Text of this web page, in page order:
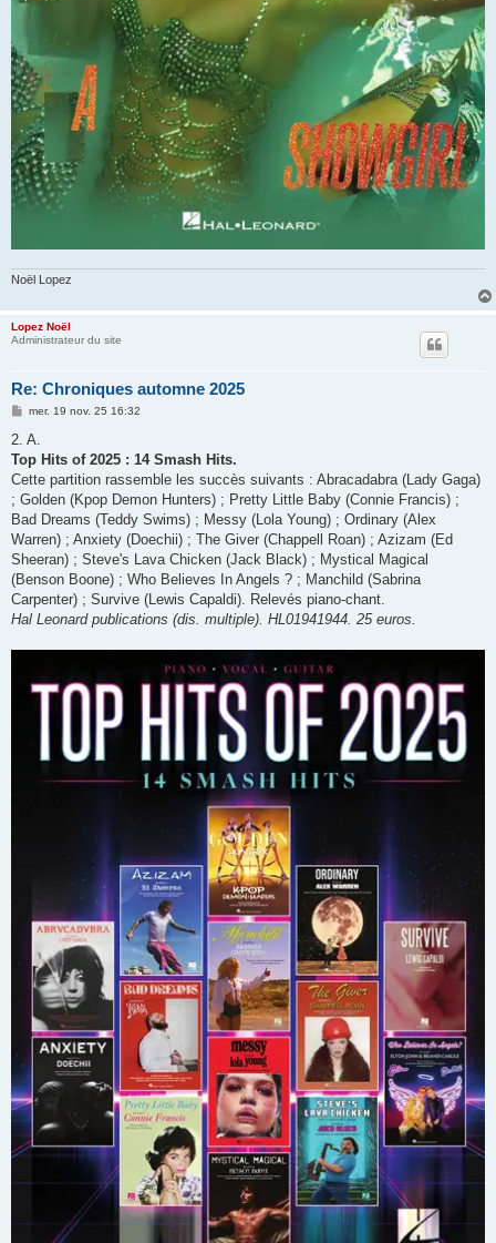
Noël Lopez
Lopez Noël
Administrateur du site
Re: Chroniques automne 2025
M
s
a
g
mer. 19 nov. 25 16:32
2. A.
Top Hits of 2025 : 14 Smash Hits.
Cette partition rassemble les succès suivants : Abracadabra (Lady Gaga)
; Golden (Kpop Demon Hunters) ; Pretty Little Baby (Connie Francis) ;
Bad Dreams (Teddy Swims) ; Messy (Lola Young) ; Ordinary (Alex
Warren) ; Anxiety (Doechii) ; The Giver (Chappell Roan) ; Azizam (Ed
Sheeran) ; Steve's Lava Chicken (Jack Black) ; Mystical Magical
(Benson Boone) ; Who Believes In Angels ? ; Manchild (Sabrina
Carpenter) ; Survive (Lewis Capaldi). Relevés piano-chant.
Hal Leonard publications (dis. multiple). HL01941944. 25 euros.